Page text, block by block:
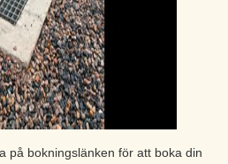
på bokningslänken för att boka din